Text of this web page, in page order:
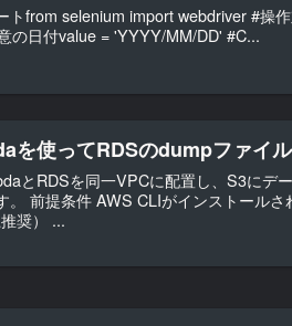
トfrom selenium import webdriver #操
の日付value = 'YYYY/MM/DD' #C...
を使ってRDSのdumpファイ
とRDSを同一VPCに配置し、S3にデ
。 前提条件 AWS CLIがインストールさ
奨） ...